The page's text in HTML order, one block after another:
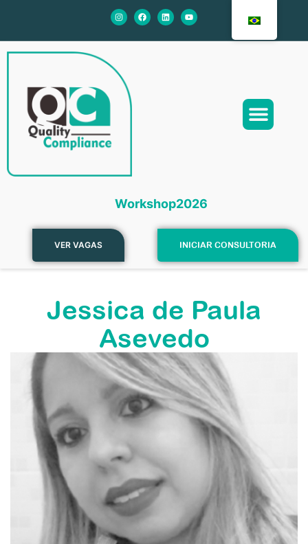
Workshop2026
VER VAGAS INICIAR CONSULTORIA
Jessica de Paula
Asevedo